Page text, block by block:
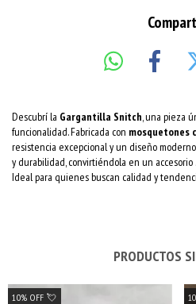
Descubrí la Gargantilla Snitch , una pieza
funcionalidad. Fabricada con mosquetones
resistencia excepcional y un diseño
y durabilidad, convirtiéndola en un accesorio
Ideal para quienes buscan calidad y
PRODUCTOS
10% OFF 💘